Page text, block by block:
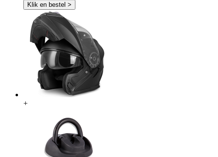
Klik en bestel >
+